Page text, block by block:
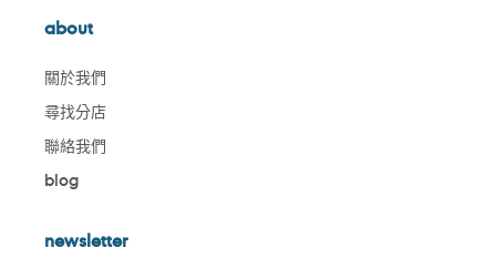
about
關於我們
尋找分店
聯絡我們
blog
newsletter